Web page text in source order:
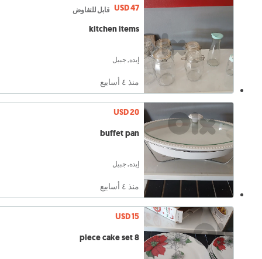
USD 47 قابل للتفاوض
kitchen items
إيده, جبيل
منذ ٤ أسابيع
USD 20
buffet pan
إيده, جبيل
منذ ٤ أسابيع
USD 15
8 piece cake set